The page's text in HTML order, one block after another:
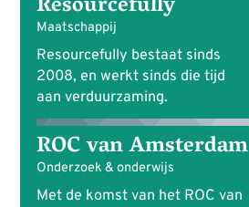
Maatschappij
Resourcefully bestaat sinds
2008, en werkt sinds die tijd
aan verduurzaming.
ROC van Amsterdam
Onderzoek & onderwijs
Met de komst van het ROC van